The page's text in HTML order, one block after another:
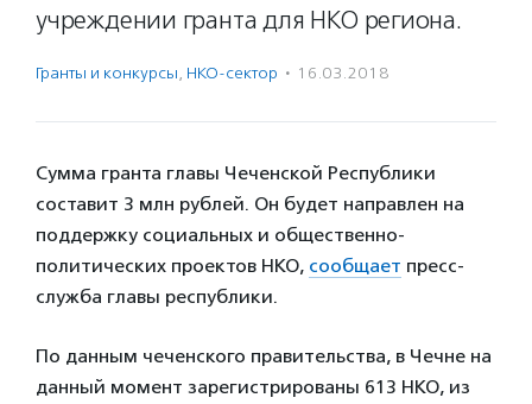
учреждении гранта для НКО региона.
Гранты и конкурсы, НКО-сектор · 16.03.2018
Сумма гранта главы Чеченской Республики
составит 3 млн рублей. Он будет направлен на
поддержку социальных и общественно-
политических проектов НКО, сообщает пресс-
служба главы республики.
По данным чеченского правительства, в Чечне на
данный момент зарегистрированы 613 НКО, из